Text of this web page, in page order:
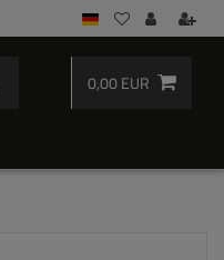
0,00 EUR